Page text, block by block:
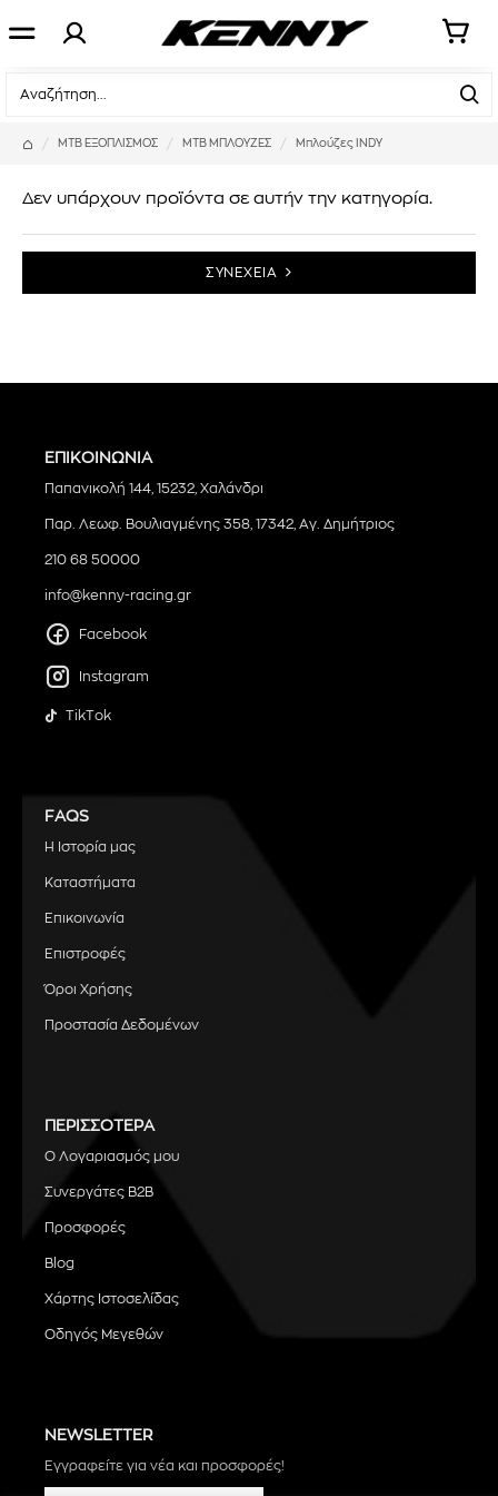
MTB ΕΞΟΠΛΙΣΜΟΣ MTB ΜΠΛΟΥΖΕΣ Μπλούζες INDY
Δεν υπάρχουν προϊόντα σε αυτήν την κατηγορία.
ΣΥΝΕΧΕΙΑ
ΕΠΙΚΟΙΝΩΝΙΑ
Παπανικολή 144, 15232, Χαλάνδρι
Παρ. Λεωφ. Βουλιαγμένης 358, 17342, Αγ. Δημήτριος
210 68 50000
info@kenny-racing.gr
Facebook
Instagram
TikTok
FAQS
Η Ιστορία μας
Καταστήματα
Επικοινωνία
Επιστροφές
Όροι Χρήσης
Προστασία Δεδομένων
ΠΕΡΙΣΣΟΤΕΡΑ
Ο Λογαριασμός μου
Συνεργάτες B2B
Προσφορές
Blog
Χάρτης Ιστοσελίδας
Οδηγός Μεγεθών
NEWSLETTER
Εγγραφείτε για νέα και προσφορές!